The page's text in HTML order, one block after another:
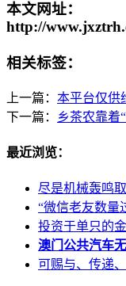
本文网址：
http://
相关标签：
上一篇： 本平台仅供
下一篇：
乡茶农靠着
最近浏览：
尽是机械轰鸣
“微信老友数量
投资于单只的
澳门公共汽车
可赐与、传递